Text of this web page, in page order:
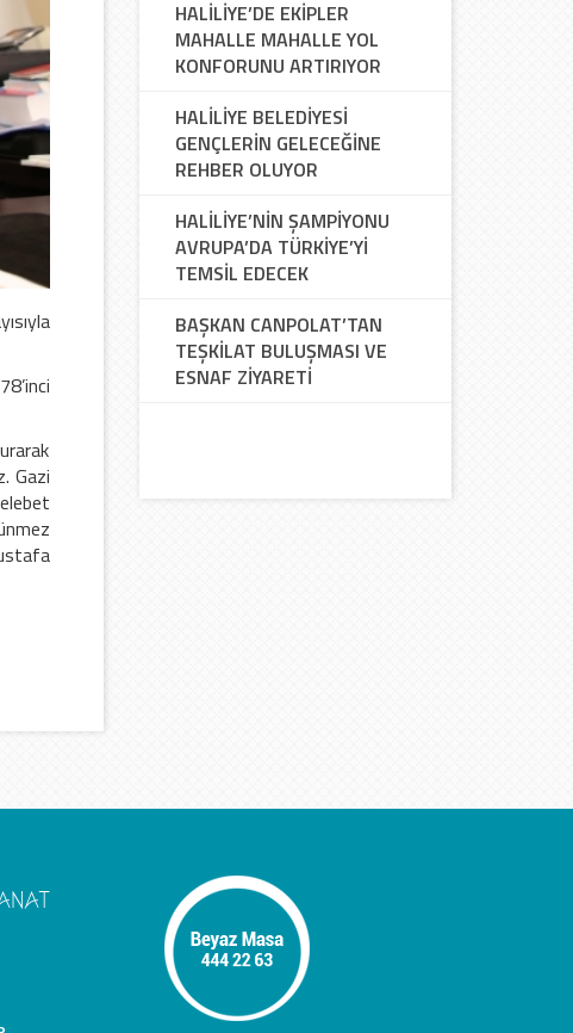
Gazi
HALİLİYE’DE EKİPLER
MAHALLE MAHALLE YOL
KONFORUNU ARTIRIYOR
HALİLİYE BELEDİYESİ
GENÇLERİN GELECEĞİNE
REHBER OLUYOR
HALİLİYE’NİN ŞAMPİYONU
AVRUPA’DA TÜRKİYE’Yİ
TEMSİL EDECEK
BAŞKAN CANPOLAT’TAN
TEŞKİLAT BULUŞMASI VE
ESNAF ZİYARETİ